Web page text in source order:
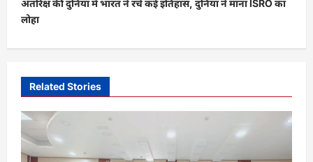
n
a
g
a
t
अंतरिक्ष की दुनिया में भारत ने रचे कई इतिहास, दुनिया ने माना ISRO का
लोहा
Related Stories